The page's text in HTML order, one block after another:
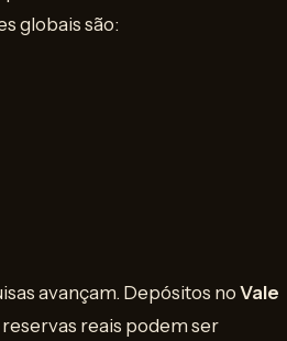
globais são:
avançam. Depósitos noVale
reais podem ser